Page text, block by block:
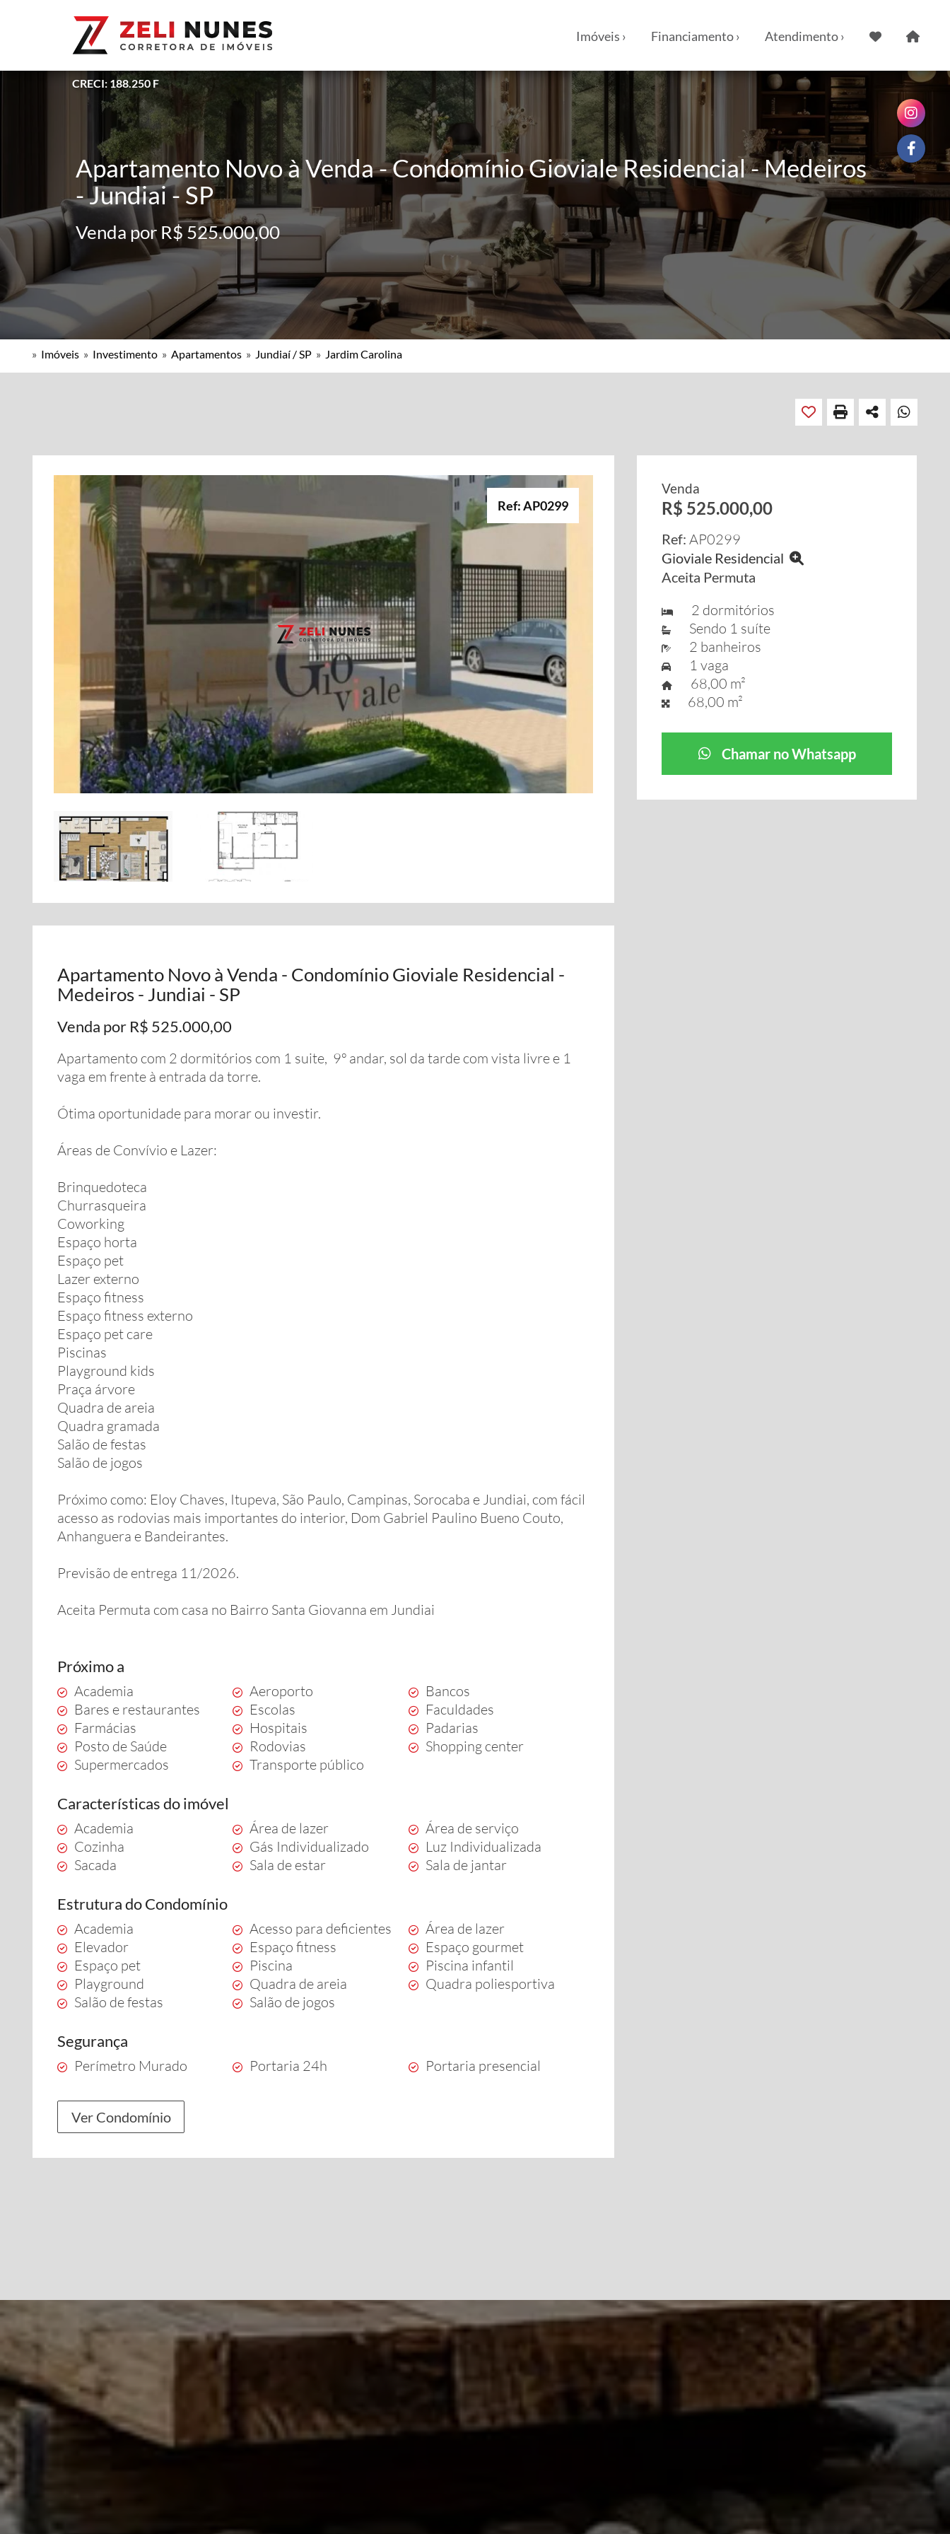
CRECI: 188.250 F
Imóveis › Financiamento › Atendimento ›
Apartamento Novo à Venda - Condomínio Gioviale Residencial - Medeiros
- Jundiai - SP
Venda por R$ 525.000,00
» Imóveis » Investimento » Apartamentos » Jundiaí / SP » Jardim Carolina
Ref: AP0299
Apartamento Novo à Venda - Condomínio Gioviale Residencial -
Medeiros - Jundiai - SP
Venda por R$ 525.000,00
Apartamento com 2 dormitórios com 1 suite, 9º andar, sol da tarde com vista livre e 1
vaga em frente à entrada da torre.
Ótima oportunidade para morar ou investir.
Áreas de Convívio e Lazer:
Brinquedoteca
Churrasqueira
Coworking
Espaço horta
Espaço pet
Lazer externo
Espaço fitness
Espaço fitness externo
Espaço pet care
Piscinas
Playground kids
Praça árvore
Quadra de areia
Quadra gramada
Salão de festas
Salão de jogos
Próximo como: Eloy Chaves, Itupeva, São Paulo, Campinas, Sorocaba e Jundiai, com fácil
acesso as rodovias mais importantes do interior, Dom Gabriel Paulino Bueno Couto,
Anhanguera e Bandeirantes.
Previsão de entrega 11/2026.
Aceita Permuta com casa no Bairro Santa Giovanna em Jundiai
Próximo a
Academia Aeroporto
Bancos
Bares e restaurantes
Escolas
Faculdades
Farmácias
Hospitais
Padarias
Posto de Saúde
Rodovias
Shopping center
Supermercados
Transporte público
Características do imóvel
Academia Área de lazer
Área de serviço
Cozinha
Gás Individualizado
Luz Individualizada
Sacada
Sala de estar Sala de jantar
Estrutura do Condomínio
Academia Acesso para deficientes
Área de lazer
Elevador
Espaço fitness
Espaço gourmet
Espaço pet
Piscina
Piscina infantil
Playground
Quadra de areia
Quadra poliesportiva
Salão de festas
Salão de jogos
Segurança
Perímetro Murado Portaria 24h Portaria presencial
Ver Condomínio
Venda
R$ 525.000,00
Ref: AP0299
Gioviale Residencial
Aceita Permuta
2 dormitórios
Sendo 1 suíte
2 banheiros
1 vaga
68,00 m²
68,00 m²
Chamar no Whatsapp